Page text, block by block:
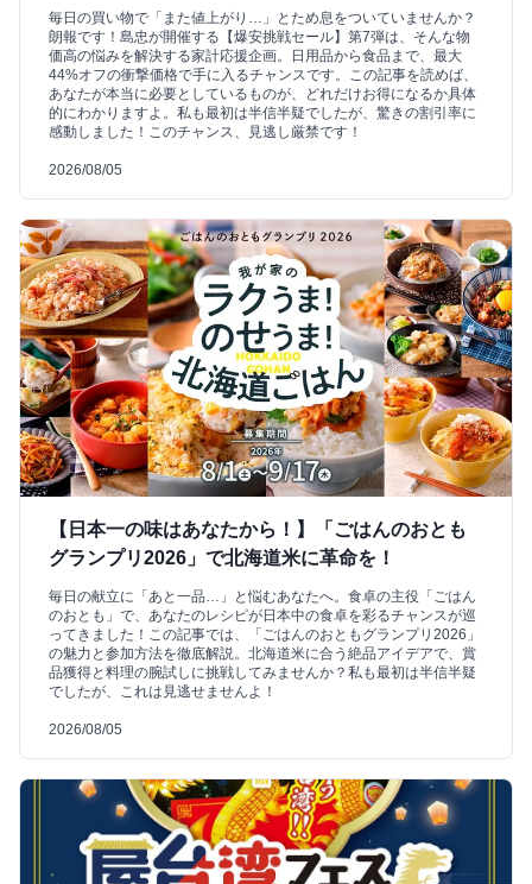
毎日の買い物で「また値上がり…」とため息をついていませんか？
朗報です！島忠が開催する【爆安挑戦セール】第7弾は、そんな物
価高の悩みを解決する家計応援企画。日用品から食品まで、最大
44%オフの衝撃価格で手に入るチャンスです。この記事を読めば、
あなたが本当に必要としているものが、どれだけお得になるか具体
的にわかりますよ。私も最初は半信半疑でしたが、驚きの割引率に
感動しました！このチャンス、見逃し厳禁です！
2026/08/05
【日本一の味はあなたから！】「ごはんのおとも
グランプリ2026」で北海道米に革命を！
毎日の献立に「あと一品…」と悩むあなたへ。食卓の主役「ごはん
のおとも」で、あなたのレシピが日本中の食卓を彩るチャンスが巡
ってきました！この記事では、「ごはんのおともグランプリ2026」
の魅力と参加方法を徹底解説。北海道米に合う絶品アイデアで、賞
品獲得と料理の腕試しに挑戦してみませんか？私も最初は半信半疑
でしたが、これは見逃せませんよ！
2026/08/05